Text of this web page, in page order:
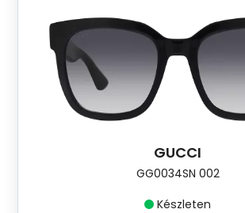
GUCCI
GG0034SN 002
Készleten